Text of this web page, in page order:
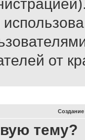
от
тему?